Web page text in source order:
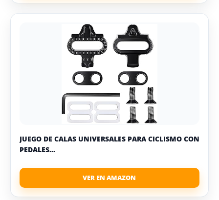
JUEGO DE CALAS UNIVERSALES PARA CICLISMO CON
PEDALES...